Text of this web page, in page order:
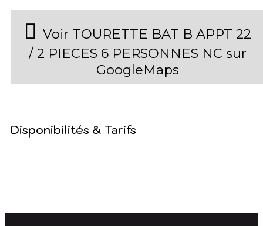
Voir TOURETTE BAT B APPT 22
/ 2 PIECES 6 PERSONNES NC sur
GoogleMaps
Disponibilités & Tarifs